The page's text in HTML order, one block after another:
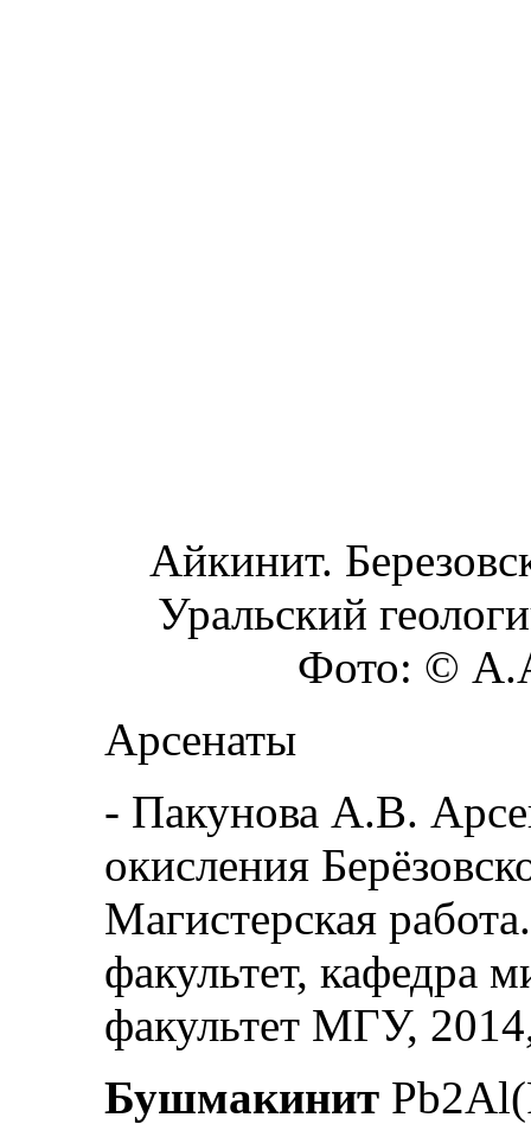
Айкинит.
Уральский
Фото: ©
Арсенаты
- Пакунова А.В.
окисления
Магистерская
факультет, кафедра
факультет МГУ,
Бушмакинит